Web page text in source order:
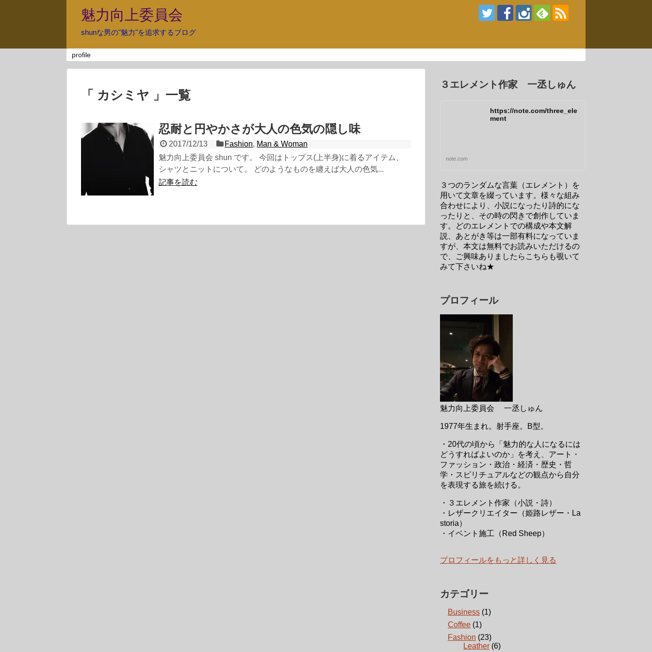
魅力向上委員会
shunな男の"魅力"を追求するブログ
profile
「 カシミヤ 」一覧
忍耐と円やかさが大人の色気の隠し味
2017/12/13 Fashion, Man & Woman
魅力向上委員会 shun です。 今回はトップス(上半身)に着るアイテム、
シャツとニットについて。 どのようなものを纏えば大人の色気...
記事を読む
３エレメント作家 一丞しゅん
https://note.com/three_ele
ment
note.com
３つのランダムな言葉（エレメント）を
用いて文章を綴っています。様々な組み
合わせにより、小説になったり詩的にな
ったりと、その時の閃きで創作していま
す。どのエレメントでの構成や本文解
説、あとがき等は一部有料になっていま
すが、本文は無料でお読みいただけるの
で、ご興味ありましたらこちらも覗いて
みて下さいね★
プロフィール
魅力向上委員会 一丞しゅん
1977年生まれ。射手座。B型。
・20代の頃から「魅力的な人になるには
どうすればよいのか」を考え、アート・
ファッション・政治・経済・歴史・哲
学・スピリチュアルなどの観点から自分
を表現する旅を続ける。
・３エレメント作家（小説・詩）
・レザークリエイター（姫路レザー・La
storia）
・イベント施工（Red Sheep）
プロフィールをもっと詳しく見る
カテゴリー
Business (1)
Coffee (1)
Fashion (23)
Leather (6)